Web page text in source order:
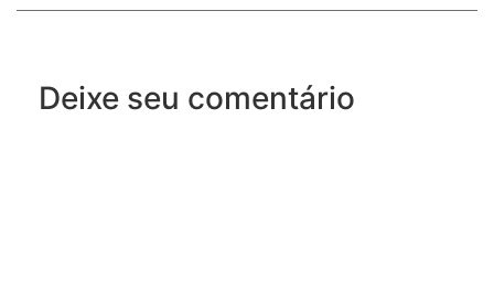
Deixe seu comentário